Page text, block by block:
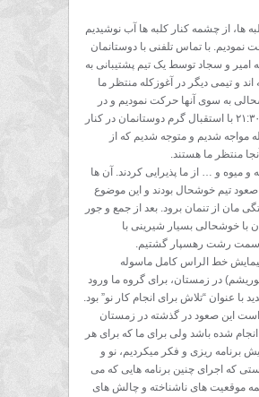
ها، از چشمه کنار کلبه ها آب نوشیدیم
نمودیم. با تماس تلفنی با دوستانمان
امیر و سجاد توسط یک تیم پشتیبانی به
و تیمی دیگر در آغوزکله منتظر ما
به سوی آنها حرکت نمودیم و در
نهایت ساعت ۲۱:۳۰ با استقبال گرم دوستانمان در کنار
مواجه شدیم و متوجه شدیم که از
و میوه و … از ما پذیرایی کردند. آن ها
صعود تیم خوشحال بودند و این موضوع
مان از تنمان برود. بعد از جمع و جور
با خوشحالی بسیار شیرینی با
سمت رشت رهسپار گشتیم.
پیمایش خط الراس کامل ماسوله
در زمستان، برای گروه ما ورود
با عنوان “تلاش برای انجام کار نو” بود.
این صعود در گذشته در زمستان
شده باشد ولی برای ما که برای هر
برنامه ریزی و فکر میکردیم، نو و
که اجرای چنین برنامه هایی که می
موقعیت های ناشناخته و چالش های